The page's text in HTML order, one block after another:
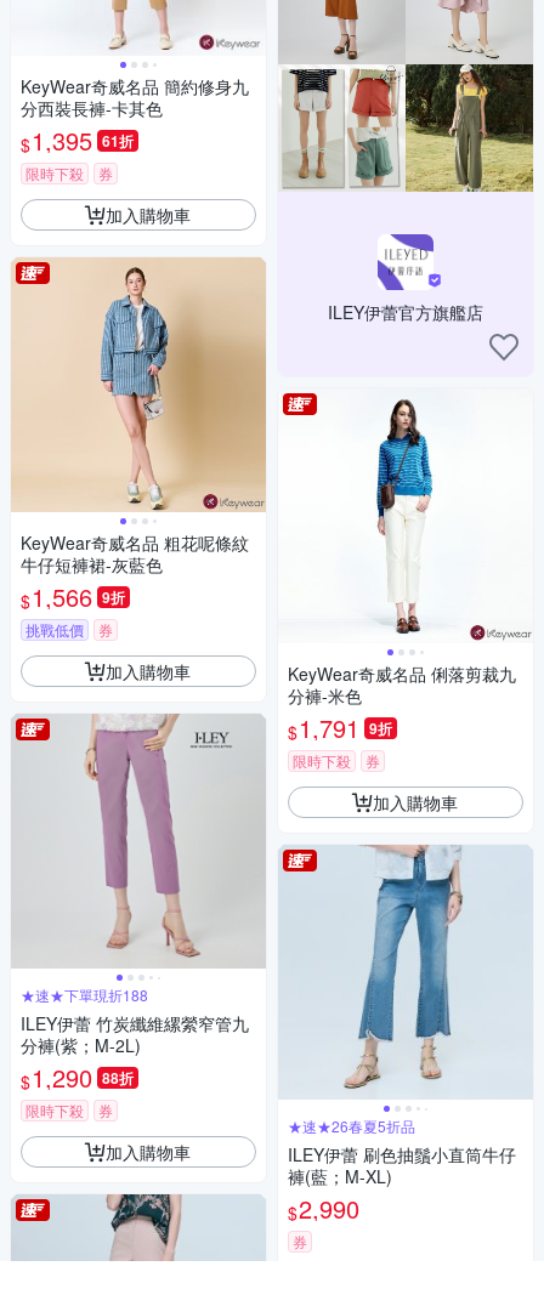
KeyWear奇威名品 簡約修身九
分西裝長褲-卡其色
$1,395 61折
限時下殺 券
加入購物車
KeyWear奇威名品 粗花呢條紋
牛仔短褲裙-灰藍色
$1,566 9折
挑戰低價 券
加入購物車
★速★下單現折188
ILEY伊蕾 竹炭纖維縲縈窄管九
分褲(紫；M-2L)
$1,290 88折
限時下殺 券
加入購物車
ILEY伊蕾官方旗艦店
KeyWear奇威名品 俐落剪裁九
分褲-米色
$1,791 9折
限時下殺 券
加入購物車
★速★26春夏5折品
ILEY伊蕾 刷色抽鬚小直筒牛仔
褲(藍；M-XL)
$2,990
券